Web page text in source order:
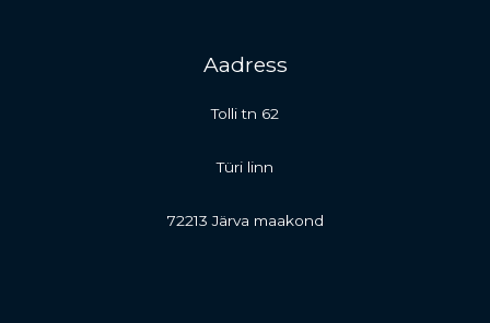
Aadress
Tolli tn 62
Türi linn
72213 Järva maakond